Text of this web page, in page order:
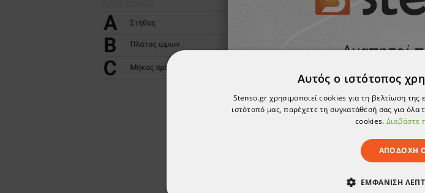
Αυτός ο ιστότοπος
Stenso.gr χρησιμοποιεί cookies για τη βελτίωση
ιστότοπό μας, παρέχετε τη συγκατάθεσή σας για
cookies. Διαβάστε
ΑΠΟΔΟΧΉ
ΕΜΦΆΝΙΣΗ